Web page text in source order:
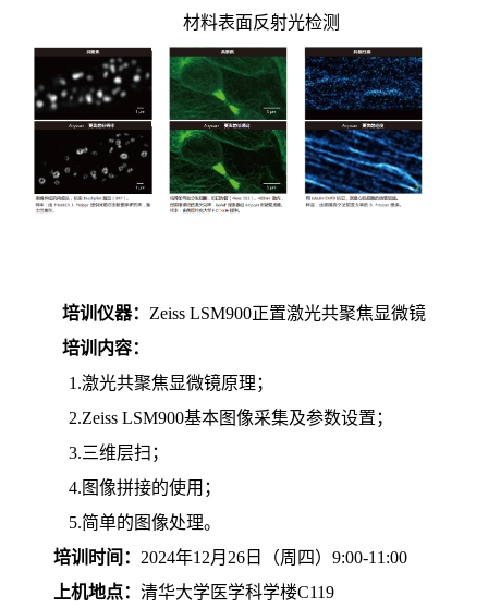
材料表面反射光检测
培训仪器： Zeiss LSM900正置激光共聚焦显微镜
培训内容：
1.激光共聚焦显微镜原理；
2.Zeiss LSM900基本图像采集及参数设置；
3.三维层扫；
4. 图像拼接的使用；
5.简单的图像处理。
培训时间： 2024年12月26日（周四）9:00-11:00
上机地点： 清华大学医学科学楼C119